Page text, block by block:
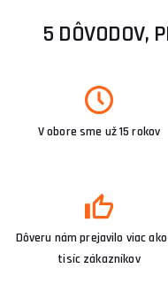
5 DÔVODOV,
V obore sme už 15 rokov
Dôveru nám prejavilo viac
tisíc zákazníkov